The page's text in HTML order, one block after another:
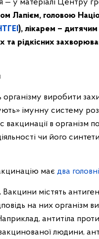
— у матеріалі Центру
Лапієм, головою
), лікарем –
та рідкісних
виробити
імунну систему
вакцинації в
чи його
має два
Вакцини містять
на них організм
антитіла
людини,